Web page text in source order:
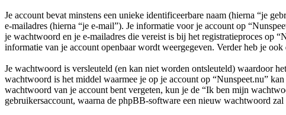
Je account bevat minstens een unieke identificeerbare naam (hierna “je
e-mailadres (hierna “je e-mail”). Je informatie voor je account op
je wachtwoord en je e-mailadres die vereist is bij het registratieproces op
informatie van je account openbaar wordt weergegeven. Verder heb je
Je wachtwoord is versleuteld (en kan niet worden ontsleuteld) waardoor
wachtwoord is het middel waarmee je op je account op “Nunspeet.nu”
wachtwoord van je account bent vergeten, kun je de “Ik ben mijn
gebruikersaccount, waarna de phpBB-software een nieuw wachtwoord